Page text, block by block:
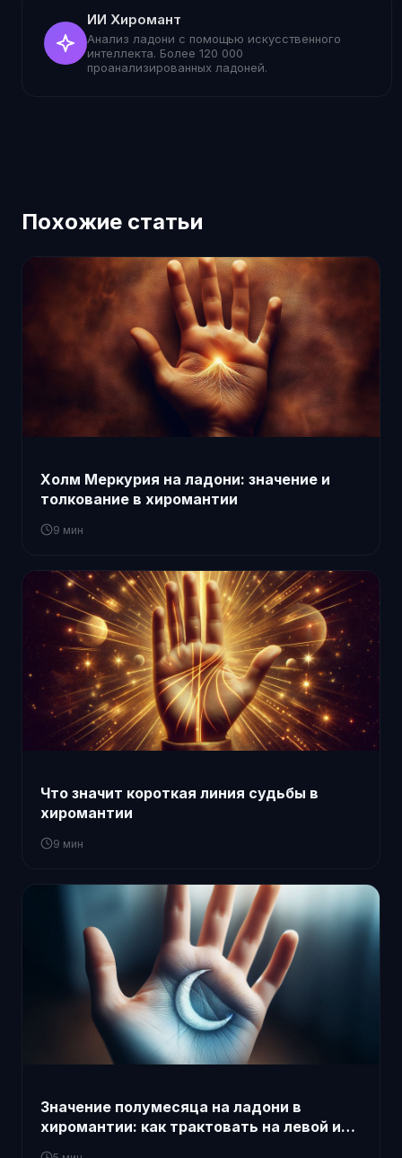
ИИ Хиромант
Анализ ладони с помощью искусственного
интеллекта. Более 120 000
проанализированных ладоней.
Похожие статьи
Холм Меркурия на ладони: значение и
толкование в хиромантии
9 мин
Что значит короткая линия судьбы в
хиромантии
9 мин
Значение полумесяца на ладони в
хиромантии: как трактовать на левой и